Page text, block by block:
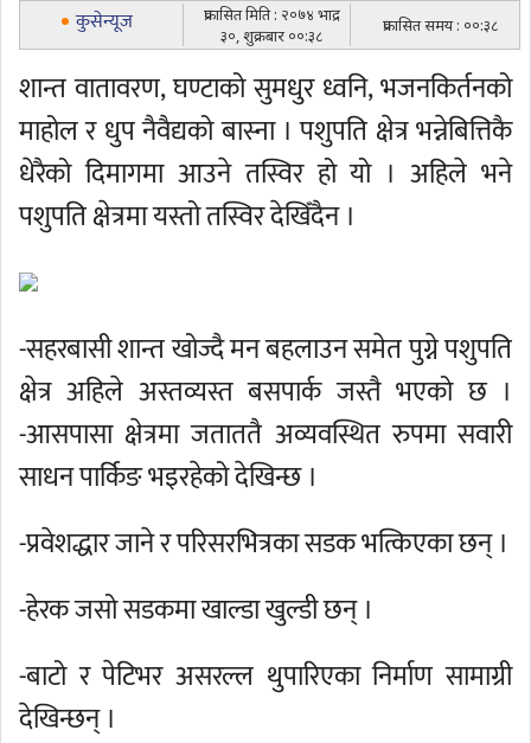
कुसेन्यूज
प्रकासित मिति : २०७४ भाद्र
३०, शुक्रबार ००:३८
प्रकासित समय : ००:३८
शान्त वातावरण, घण्टाको सुमधुर ध्वनि, भजनकिर्तनको
माहोल र धुप नैवैद्यको बास्ना । पशुपति क्षेत्र भन्नेबित्तिकै
धेरैको दिमागमा आउने तस्विर हो यो । अहिले भने
पशुपति क्षेत्रमा यस्तो तस्विर देखिँदैन ।
-सहरबासी शान्त खोज्दै मन बहलाउन समेत पुग्ने पशुपति
क्षेत्र अहिले अस्तव्यस्त बसपार्क जस्तै भएको छ ।
-आसपासा क्षेत्रमा जताततै अव्यवस्थित रुपमा सवारी
साधन पार्किङ भइरहेको देखिन्छ ।
-प्रवेशद्धार जाने र परिसरभित्रका सडक भत्किएका छन् ।
-हेरक जसो सडकमा खाल्डा खुल्डी छन् ।
-बाटो र पेटिभर असरल्ल थुपारिएका निर्माण सामाग्री
देखिन्छन् ।